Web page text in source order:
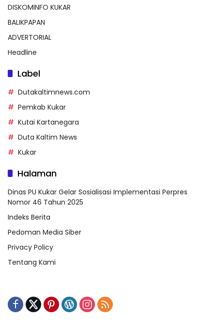
DISKOMINFO KUKAR
BALIKPAPAN
ADVERTORIAL
Headline
Label
Dutakaltimnews.com
Pemkab Kukar
Kutai Kartanegara
Duta Kaltim News
Kukar
Halaman
Dinas PU Kukar Gelar Sosialisasi Implementasi Perpres
Nomor 46 Tahun 2025
Indeks Berita
Pedoman Media Siber
Privacy Policy
Tentang Kami